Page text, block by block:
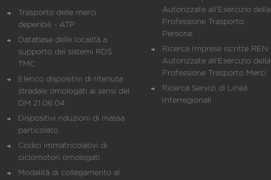
Trasporto delle merci
deperibili - ATP
Database delle località a
supporto dei sistemi RDS
TMC
Elenco dispositivi di ritenuta
stradale omologati ai sensi del
DM 21.06.04
Dispositivi riduzioni di massa
particolato
Codici immatricolativi di
ciclomotori omologati
Modalità di collegamento al
Autorizzate all'Esercizio della
Professione Trasporto
Persone
Ricerca Imprese iscritte REN
Autorizzate all'Esercizio della
Professione Trasporto Merci
Ricerca Servizi di Linea
Interregionali